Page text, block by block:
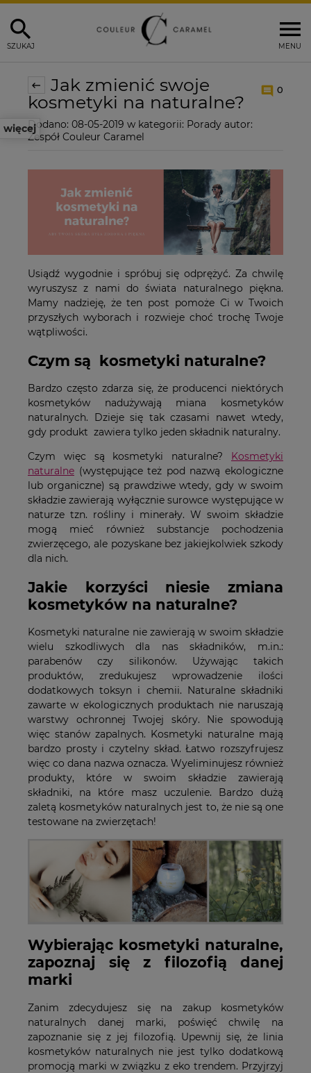
MENU
SZUKAJ
więcej
Jak zmienić swoje
kosmetyki na naturalne?
0
Dodano: 08-05-2019 w kategorii: Porady autor:
Zespół Couleur Caramel
Usiądź wygodnie i spróbuj się odprężyć. Za chwilę
wyruszysz z nami do świata naturalnego piękna.
Mamy nadzieję, że ten post pomoże Ci w Twoich
przyszłych wyborach i rozwieje choć trochę Twoje
wątpliwości.
Czym są kosmetyki naturalne?
Bardzo często zdarza się, że producenci niektórych
kosmetyków nadużywają miana kosmetyków
naturalnych. Dzieje się tak czasami nawet wtedy,
gdy produkt zawiera tylko jeden składnik naturalny.
Czym więc są kosmetyki naturalne?
Kosmetyki
naturalne (występujące też pod nazwą ekologiczne
lub organiczne) są prawdziwe wtedy, gdy w swoim
składzie zawierają wyłącznie surowce występujące w
naturze tzn. rośliny i minerały. W swoim składzie
mogą mieć również substancje pochodzenia
zwierzęcego, ale pozyskane bez jakiejkolwiek szkody
dla nich.
Jakie korzyści niesie zmiana
kosmetyków na naturalne?
Kosmetyki naturalne nie zawierają w swoim składzie
wielu szkodliwych dla nas składników, m.in.:
parabenów czy silikonów. Używając takich
produktów, zredukujesz wprowadzenie ilości
dodatkowych toksyn i chemii. Naturalne składniki
zawarte w ekologicznych produktach nie naruszają
warstwy ochronnej Twojej skóry. Nie spowodują
więc stanów zapalnych. Kosmetyki naturalne mają
bardzo prosty i czytelny skład. Łatwo rozszyfrujesz
więc co dana nazwa oznacza. Wyeliminujesz również
produkty, które w swoim składzie zawierają
składniki, na które masz uczulenie. Bardzo dużą
zaletą kosmetyków naturalnych jest to, że nie są one
testowane na zwierzętach!
Wybierając kosmetyki naturalne,
zapoznaj się z filozofią danej
marki
Zanim zdecydujesz się na zakup kosmetyków
naturalnych danej marki, poświęć chwilę na
zapoznanie się z jej filozofią. Upewnij się, że linia
kosmetyków naturalnych nie jest tylko dodatkową
promocją marki w związku z eko trendem. Przyjrzyj